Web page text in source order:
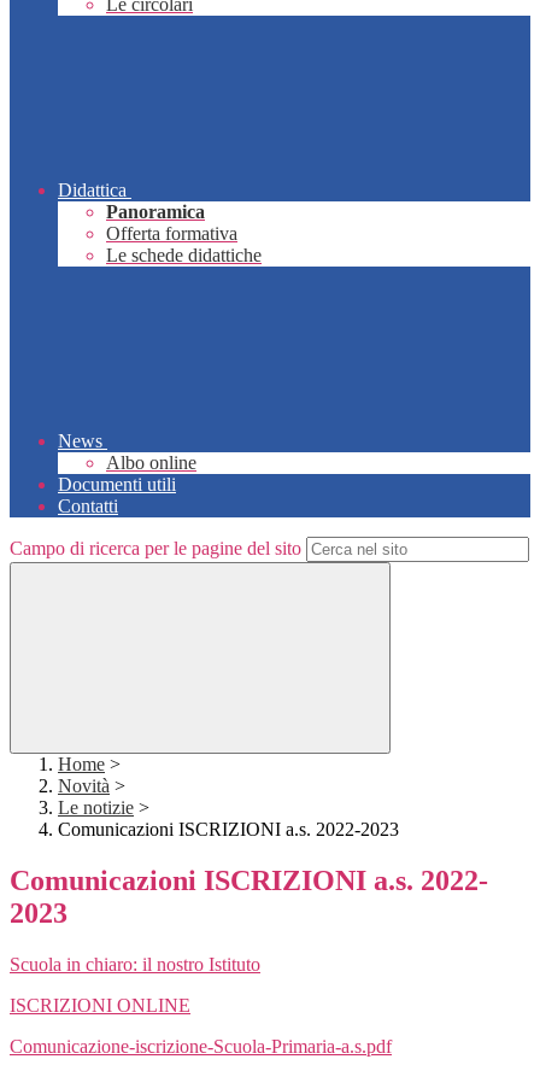
Le circolari
Didattica
Panoramica
Offerta formativa
Le schede didattiche
News
Albo online
Documenti utili
Contatti
Campo di ricerca per le pagine del sito
Home >
Novità >
Le notizie >
Comunicazioni ISCRIZIONI a.s. 2022-2023
Comunicazioni ISCRIZIONI a.s. 2022-
2023
Scuola in chiaro: il nostro Istituto
ISCRIZIONI ONLINE
Comunicazione-iscrizione-Scuola-Primaria-a.s.pdf